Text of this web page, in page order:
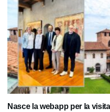
Nasce la webapp per la